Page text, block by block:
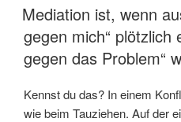
AM
Mediation ist, wenn
gegen mich“ plötzlich
gegen das Problem“
Kennst du das? In einem
wie beim Tauziehen. Auf der